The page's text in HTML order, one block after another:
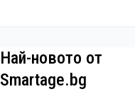
национални
Най-новото от
Smartage.bg